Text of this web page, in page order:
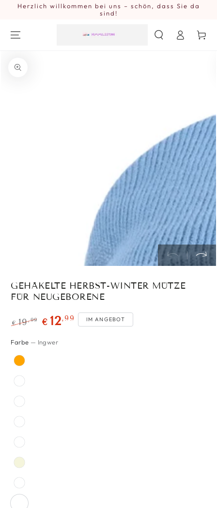
ZUM INHALT
Herzlich willkommen bei uns – schön, dass Sie da
sind!
Einloggen
SPRINGEN
index
in
modal
aufmachen
GEHÄKELTE HERBST-WINTER MÜTZE
FÜR NEUGEBORENE
Preis
€19,99 € 12,99 IM ANGEBOT
Farbe — Ingwer